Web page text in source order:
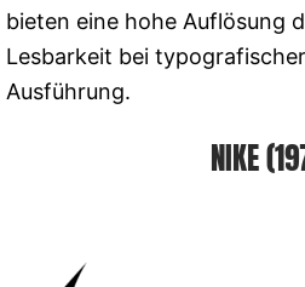
bieten eine hohe Auflösung
Lesbarkeit bei
Ausführung.
NIKE